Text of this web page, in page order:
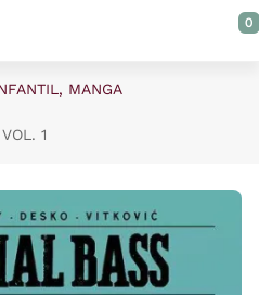
0
MANGA
1